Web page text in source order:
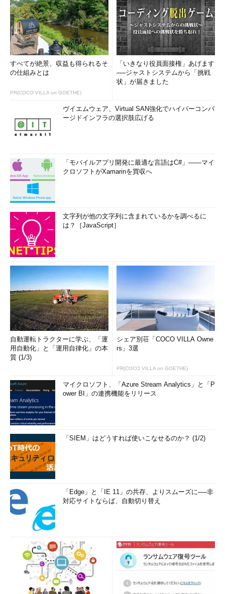
すべてが絶景、収益も得られるそ
の仕組みとは
PR(COCO VILLA on GOETHE)
「いきなり役員面接権」あげます
──ジャストシステムから「挑戦
状」が届きました
ヴイエムウェア、Virtual SAN強化でハイパーコンバ
ージドインフラの選択肢広げる
「モバイルアプリ開発に最適な言語はC#」――マイ
クロソフトがXamarinを買収へ
文字列が他の文字列に含まれているかを調べるに
は？［JavaScript］
自動運転トラクターに学ぶ、「運
用自動化」と「運用自律化」の本
質 (1/3)
シェア別荘「COCO VILLA Owne
rs」3選
PR(COCO VILLA on GOETHE)
マイクロソフト、「Azure Stream Analytics」と「P
ower BI」の連携機能をリリース
「SIEM」はどうすれば使いこなせるのか？ (1/2)
「Edge」と「IE 11」の共存、よりスムーズに──非
対応サイトならば、自動切り替え